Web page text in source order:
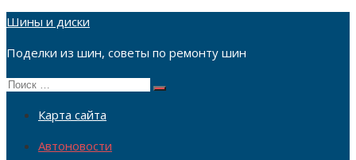
Перейти
содержимому
Шины и диски
Поделки из шин, советы по ремонту шин
Поиск
Поиск
Карта сайта
Автоновости